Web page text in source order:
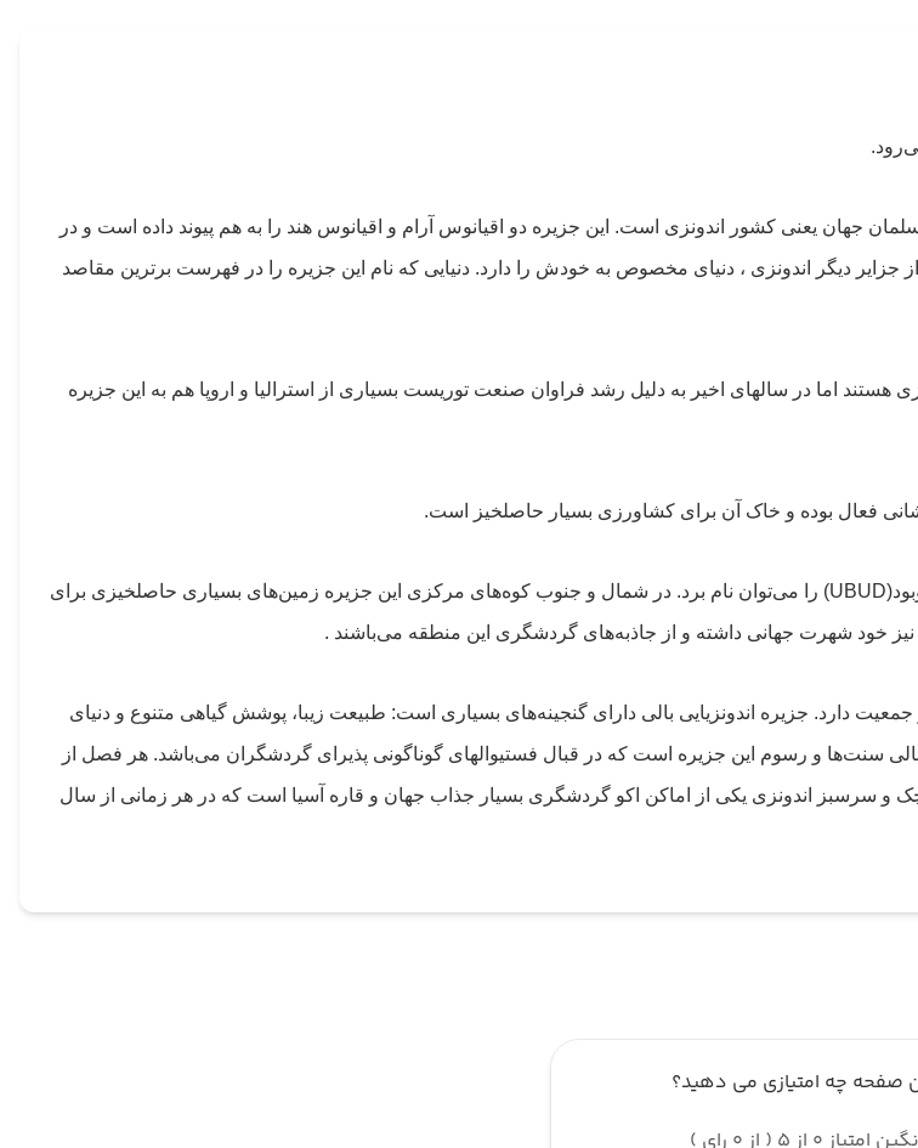
جهان یعنی کشور اندونزی است. این جزیره دو اقیانوس آرام و اقیانوس هند را به هم پیوند داده است و در
دیگر اندونزی ، دنیای مخصوص به خودش را دارد. دنیایی که نام این جزیره را در فهرست برترین مقاصد
هستند اما در سالهای اخیر به دلیل رشد فراوان صنعت توریست بسیاری از استرالیا و اروپا هم به این جزیره
این جزیره دارای مناطق مختلفی است که از معروف‌ترین نقاط آن کوتا(KOTA) بالی و اوبود(UBUD) را می‌توان نام برد. در شمال و جنوب کوه‌های مرکزی این جزیره زمین‌های بسیاری حاصلخیزی برای
نیز خود شهرت جهانی داشته و از جاذبه‌های گردشگری این منطقه می‌باشند .
دارد. جزیره اندونزیایی بالی دارای گنجینه‌های بسیاری است: طبیعت زیبا، پوشش گیاهی متنوع و دنیای
بالی سنت‌ها و رسوم این جزیره است که در قبال فستیوالهای گوناگونی پذیرای گردشگران می‌باشد. هر فصل از
میکند. این جزیره کوچک و سرسبز اندونزی یکی از اماکن اکو گردشگری بسیار جذاب جهان و قاره آسیا است که در هر زمانی از سال
صفحه چه امتیازی می دهید؟
امتیاز 0 از 5 ( از 0 رای )